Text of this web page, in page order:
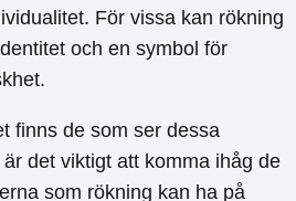
För vissa kan rökning
och en symbol för
finns de som ser dessa
det viktigt att komma ihåg de
som rökning kan ha på